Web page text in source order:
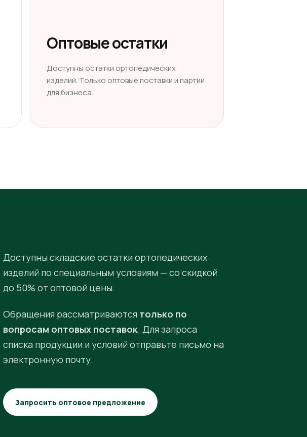
Оптовые остатки
Доступны остатки ортопедических
изделий. Только оптовые поставки и партии
для бизнеса.
Доступны складские остатки ортопедических
изделий по специальным условиям — со скидкой
до 50% от оптовой цены.
Обращения рассматриваются только по
вопросам оптовых поставок. Для запроса
списка продукции и условий отправьте письмо на
электронную почту.
Запросить оптовое предложение